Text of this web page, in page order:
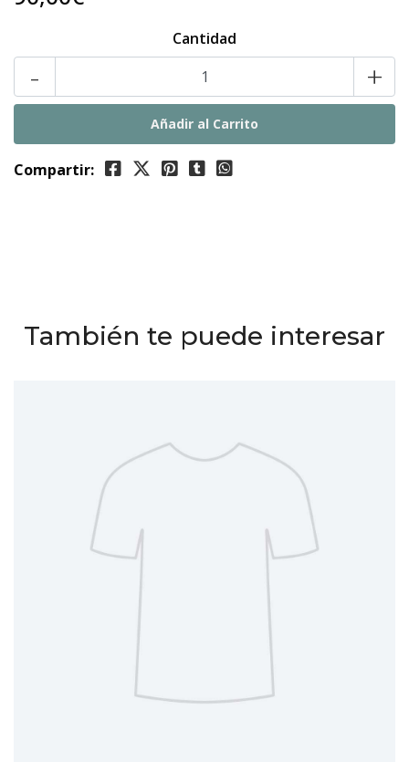
Cantidad
- +
Compartir:
También te puede interesar